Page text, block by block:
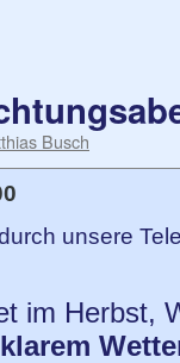
Busch
unsere
im Herbst,
klarem